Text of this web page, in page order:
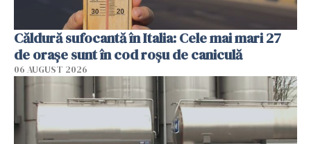
Căldură sufocantă în Italia: Cele mai mari 27
de orașe sunt în cod roșu de caniculă
06 AUGUST 2026